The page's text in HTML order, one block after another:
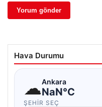
Hava Durumu
☁Ankara
NaN°C
ŞEHIR SEÇ